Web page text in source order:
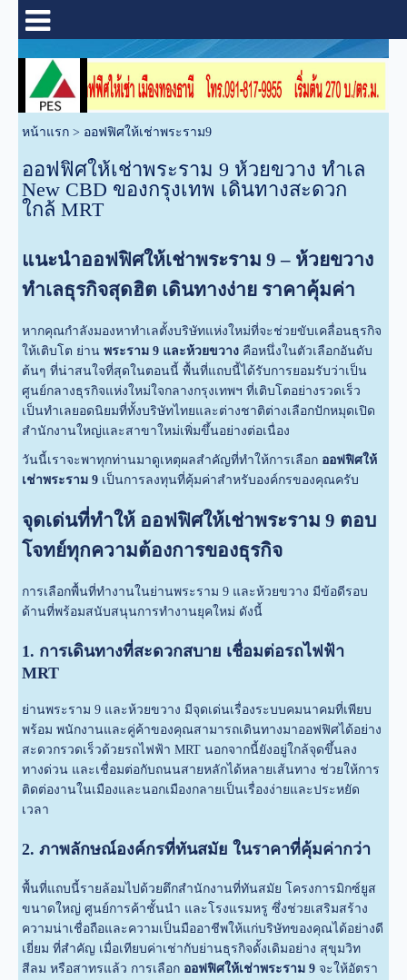
หน้าแรก > ออฟฟิศให้เช่าพระราม9
ออฟฟิศให้เช่าพระราม 9 ห้วยขวาง ทำเล
New CBD ของกรุงเทพ เดินทางสะดวก
ใกล้ MRT
แนะนำออฟฟิศให้เช่าพระราม 9 – ห้วยขวาง
ทำเลธุรกิจสุดฮิต เดินทางง่าย ราคาคุ้มค่า
หากคุณกำลังมองหาทำเลตั้งบริษัทแห่งใหม่ที่จะช่วยขับเคลื่อนธุรกิจ
ให้เติบโต ย่านพระราม 9 และห้วยขวาง คือหนึ่งในตัวเลือกอันดับ
ต้นๆ ที่น่าสนใจที่สุดในตอนนี้ พื้นที่แถบนี้ได้รับการยอมรับว่าเป็น
ศูนย์กลางธุรกิจแห่งใหม่ใจกลางกรุงเทพฯ ที่เติบโตอย่างรวดเร็ว
เป็นทำเลยอดนิยมที่ทั้งบริษัทไทยและต่างชาติต่างเลือกปักหมุดเปิด
สำนักงานใหญ่และสาขาใหม่เพิ่มขึ้นอย่างต่อเนื่อง
วันนี้เราจะพาทุกท่านมาดูเหตุผลสำคัญที่ทำให้การเลือก ออฟฟิศให้
เช่าพระราม 9 เป็นการลงทุนที่คุ้มค่าสำหรับองค์กรของคุณครับ
จุดเด่นที่ทำให้ ออฟฟิศให้เช่าพระราม 9 ตอบ
โจทย์ทุกความต้องการของธุรกิจ
การเลือกพื้นที่ทำงานในย่านพระราม 9 และห้วยขวาง มีข้อดีรอบ
ด้านที่พร้อมสนับสนุนการทำงานยุคใหม่ ดังนี้
1. การเดินทางที่สะดวกสบาย เชื่อมต่อรถไฟฟ้า
MRT
ย่านพระราม 9 และห้วยขวาง มีจุดเด่นเรื่องระบบคมนาคมที่เพียบ
พร้อม พนักงานและคู่ค้าของคุณสามารถเดินทางมาออฟฟิศได้อย่าง
สะดวกรวดเร็วด้วยรถไฟฟ้า MRT นอกจากนี้ยังอยู่ใกล้จุดขึ้นลง
ทางด่วน และเชื่อมต่อกับถนนสายหลักได้หลายเส้นทาง ช่วยให้การ
ติดต่องานในเมืองและนอกเมืองกลายเป็นเรื่องง่ายและประหยัด
เวลา
2. ภาพลักษณ์องค์กรที่ทันสมัย ในราคาที่คุ้มค่ากว่า
พื้นที่แถบนี้รายล้อมไปด้วยตึกสำนักงานที่ทันสมัย โครงการมิกซ์ยูส
ขนาดใหญ่ ศูนย์การค้าชั้นนำ และโรงแรมหรู ซึ่งช่วยเสริมสร้าง
ความน่าเชื่อถือและความเป็นมืออาชีพให้แก่บริษัทของคุณได้อย่างดี
เยี่ยม ที่สำคัญ เมื่อเทียบค่าเช่ากับย่านธุรกิจดั้งเดิมอย่าง สุขุมวิท
สีลม หรือสาทรแล้ว การเลือก ออฟฟิศให้เช่าพระราม 9 จะให้อัตรา